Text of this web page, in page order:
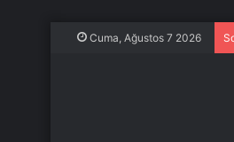
Cuma, Ağustos 7 2026